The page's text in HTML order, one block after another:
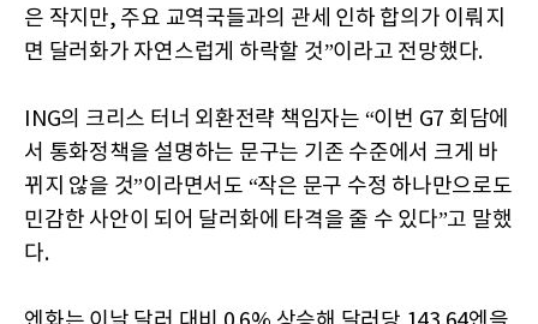
은 작지만, 주요 교역국들과의 관세 인하 합의가 이뤄지
면 달러화가 자연스럽게 하락할 것”이라고 전망했다.
ING의 크리스 터너 외환전략 책임자는 “이번 G7 회담에
서 통화정책을 설명하는 문구는 기존 수준에서 크게 바
뀌지 않을 것”이라면서도 “작은 문구 수정 하나만으로도
민감한 사안이 되어 달러화에 타격을 줄 수 있다”고 말했
다.